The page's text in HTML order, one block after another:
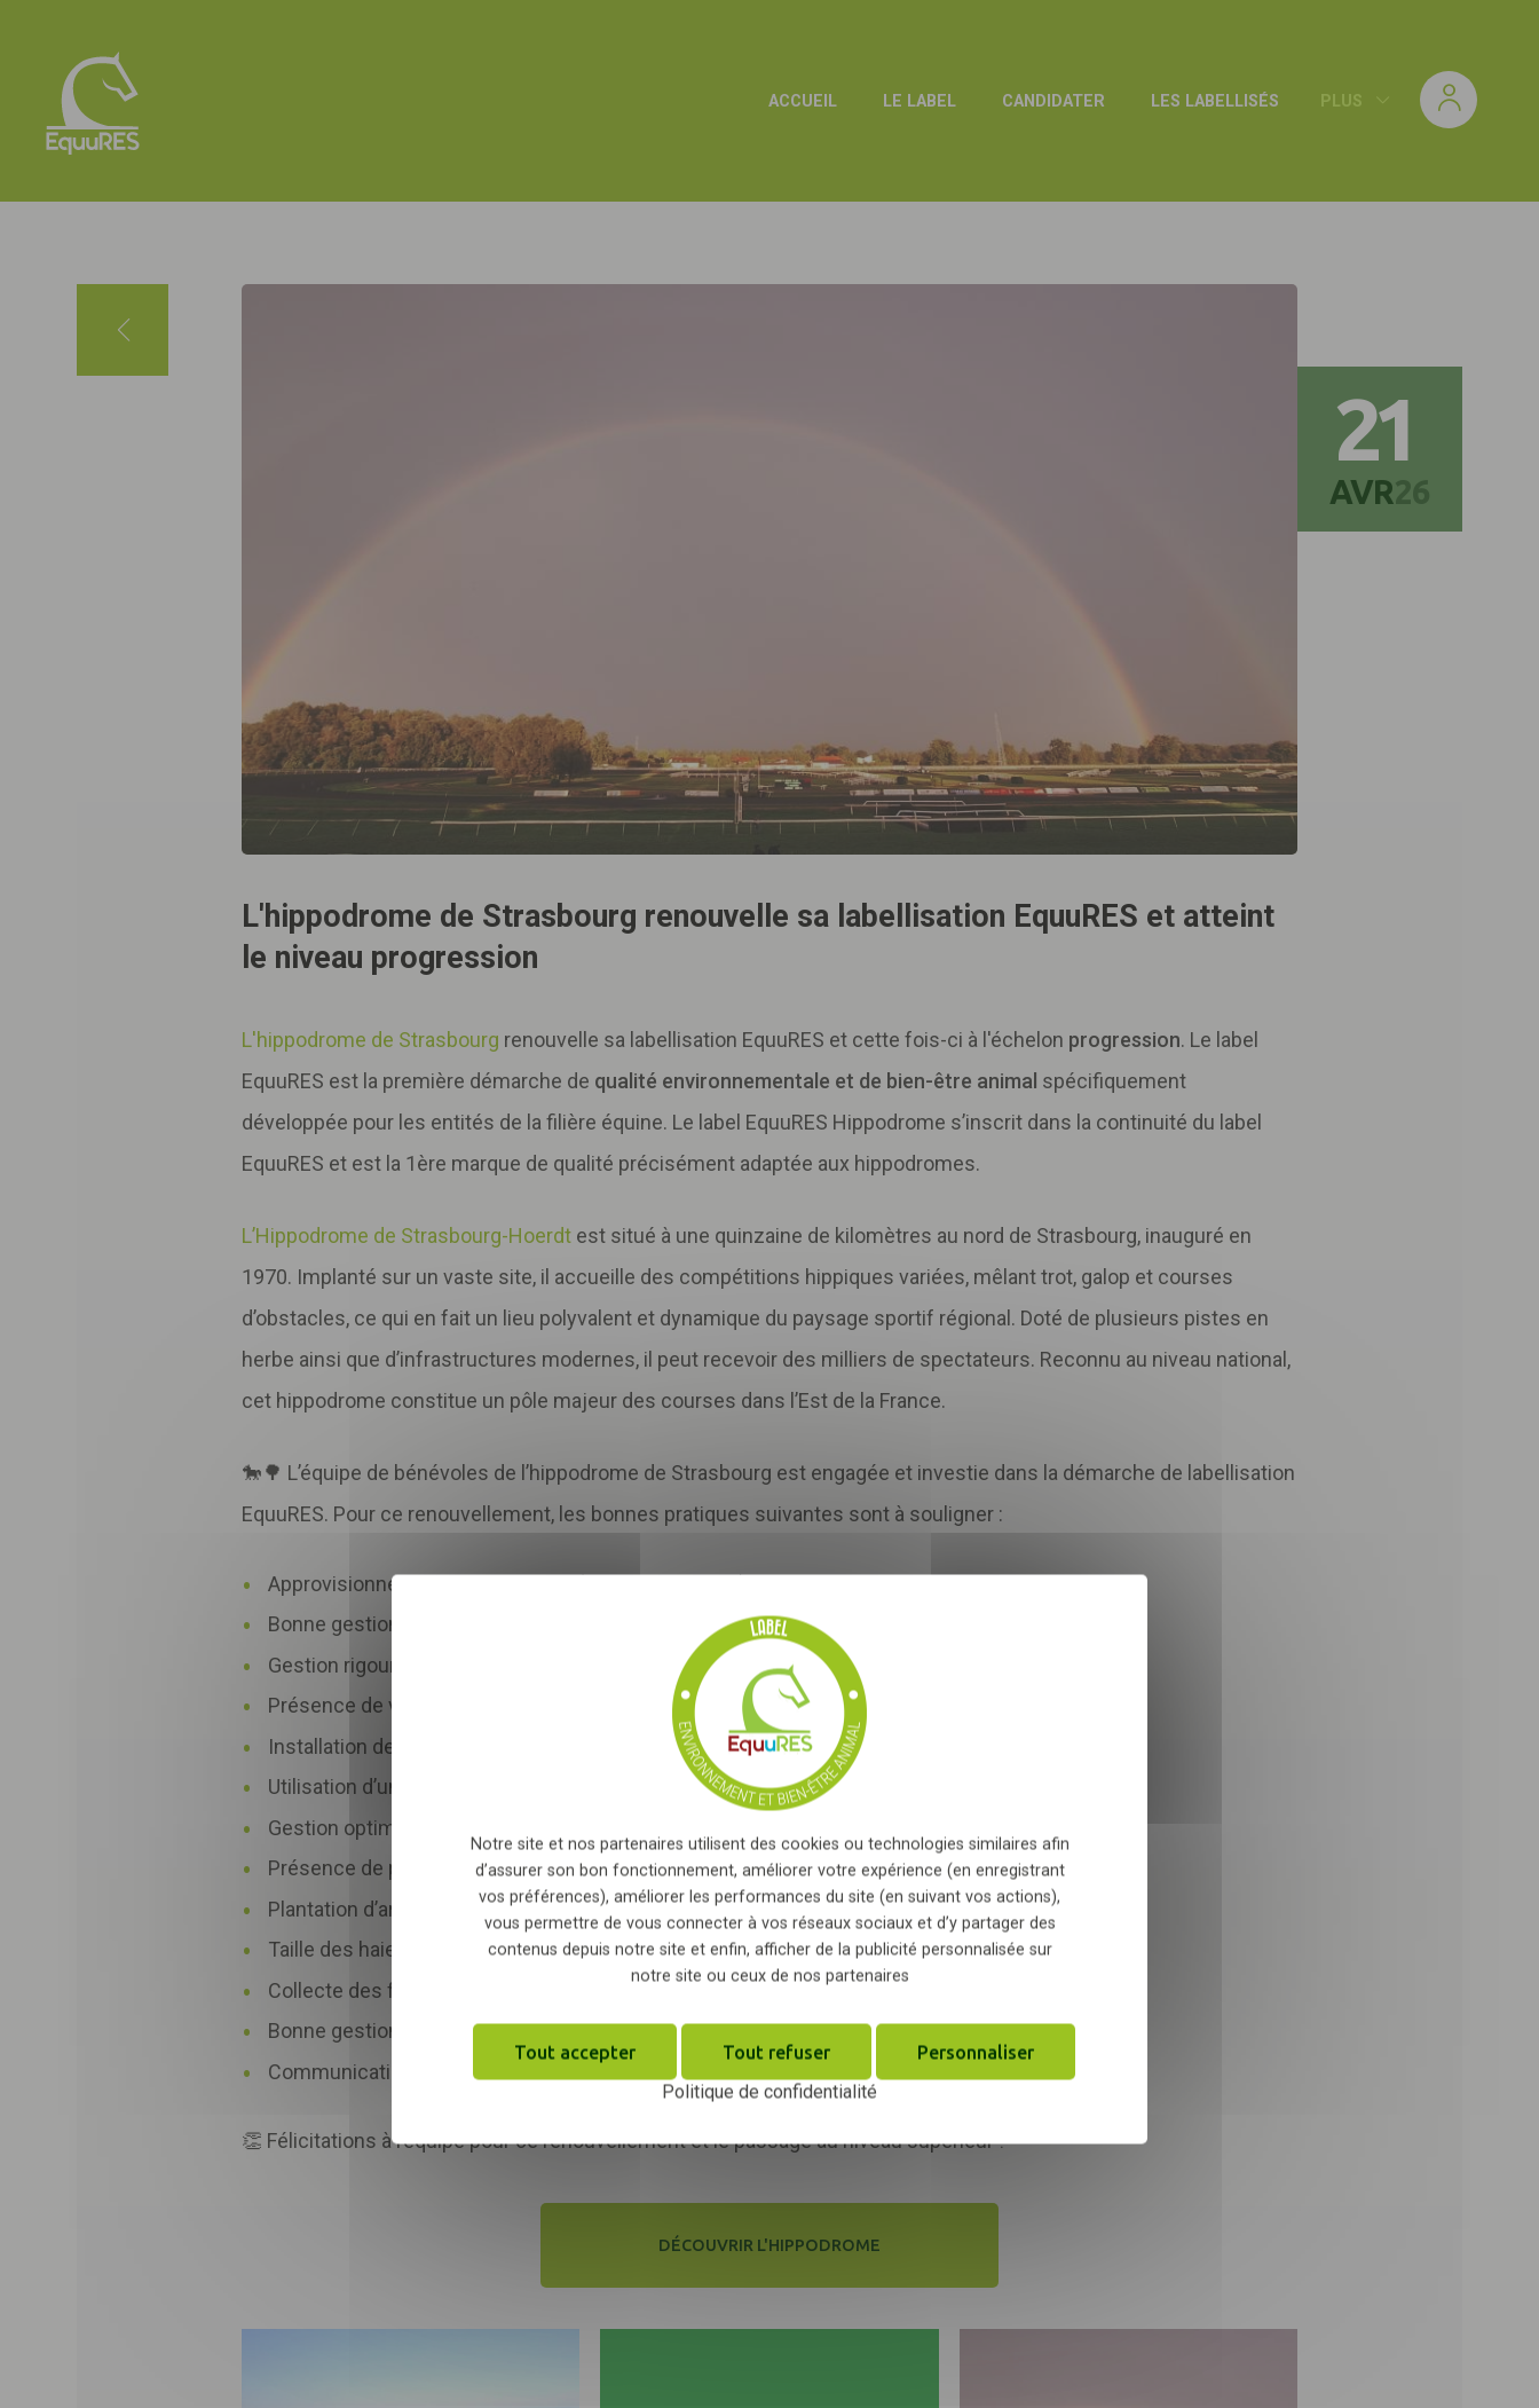
ACCUEIL LE LABEL CANDIDATER LES LABELLISÉS PLUS
21
AVR26
L'hippodrome de Strasbourg renouvelle sa labellisation EquuRES et atteint
le niveau progression
L'hippodrome de Strasbourg renouvelle sa labellisation EquuRES et cette fois-ci à l'échelon progression. Le label
EquuRES est la première démarche de qualité environnementale et de bien-être animal spécifiquement
développée pour les entités de la filière équine. Le label EquuRES Hippodrome s’inscrit dans la continuité du label
EquuRES et est la 1ère marque de qualité précisément adaptée aux hippodromes.
L’Hippodrome de Strasbourg-Hoerdt est situé à une quinzaine de kilomètres au nord de Strasbourg, inauguré en
1970. Implanté sur un vaste site, il accueille des compétitions hippiques variées, mêlant trot, galop et courses
d’obstacles, ce qui en fait un lieu polyvalent et dynamique du paysage sportif régional. Doté de plusieurs pistes en
herbe ainsi que d’infrastructures modernes, il peut recevoir des milliers de spectateurs. Reconnu au niveau national,
cet hippodrome constitue un pôle majeur des courses dans l’Est de la France.
🐎🌳 L’équipe de bénévoles de l’hippodrome de Strasbourg est engagée et investie dans la démarche de labellisation
EquuRES. Pour ce renouvellement, les bonnes pratiques suivantes sont à souligner :
Approvisionnement local en paille (agriculteur voisin) et possibilité de demander des copeaux ;
Bonne gestion des espaces et des flux, avec une adaptation rapide aux besoins ;
Gestion rigoureuse de la sécurité des obstacles ;
Présence de vétérinaires et de maréchaux sur site ;
Installation de compteurs d’eau par secteur ;
Utilisation d’un puits pour limiter la consommation d’eau de ville ;
Gestion optimisée de l’arrosage de la piste ;
Présence de pergolas et de toitures photovoltaïques (autoconsommation et revente) ;
Plantation d’arbres favorisant la biodiversité et apportant de l’ombre ;
Taille des haies réalisée hors période de nidification ;
Collecte des ficelles et filets par Adivalor (deux fois par an) ;
Bonne gestion des déchets et du recyclage ;
Communication sur le label EquuRES (site internet et sur l’hippodrome).
👏 Félicitations à l’équipe pour ce renouvellement et le passage au niveau supérieur !
DÉCOUVRIR L'HIPPODROME
Télécharger votre fichier
En envoyant le formulaire, vous acceptez que les informations saisies soient exploitées dans le cadre de la
relation commerciale qui peut en découler
Notre site et nos partenaires utilisent des cookies ou technologies similaires afin
d’assurer son bon fonctionnement, améliorer votre expérience (en enregistrant
vos préférences), améliorer les performances du site (en suivant vos actions),
vous permettre de vous connecter à vos réseaux sociaux et d’y partager des
contenus depuis notre site et enfin, afficher de la publicité personnalisée sur
notre site ou ceux de nos partenaires
Tout accepter Tout refuser Personnaliser
Politique de confidentialité